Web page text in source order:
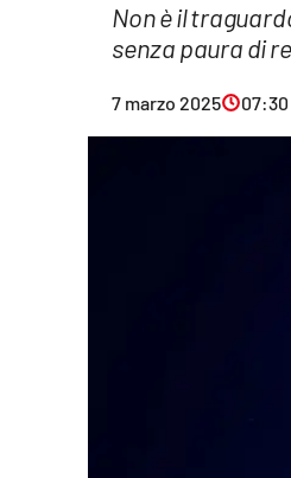
Non è il
senza paura di
7 marzo 2025 07:30